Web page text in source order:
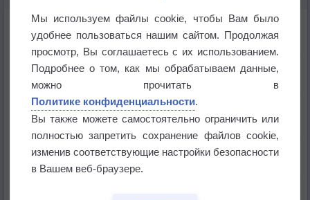
Космическая погода и транспорт
Приложение построит маршрут через тень
Атмосфера начала замерзать
В Приморье обнаружены морские волны тепла
Мы используем файлы cookie, чтобы Вам было
удобнее пользоваться нашим сайтом. Продолжая
просмотр, Вы соглашаетесь с их использованием.
Подробнее о том, как мы обрабатываем данные,
можно прочитать в
Политике конфиденциальности.
Вы также можете самостоятельно ограничить или
полностью запретить сохранение файлов cookie,
изменив соответствующие настройки безопасности
в Вашем веб-браузере.